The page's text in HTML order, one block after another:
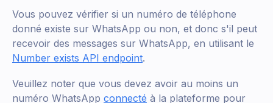
Vous pouvez vérifier si un numéro de téléphone
donné existe sur WhatsApp ou non, et donc s'il peut
recevoir des messages sur WhatsApp, en utilisant le
Number exists API endpoint.
Veuillez noter que vous devez avoir au moins un
numéro WhatsApp connecté à la plateforme pour